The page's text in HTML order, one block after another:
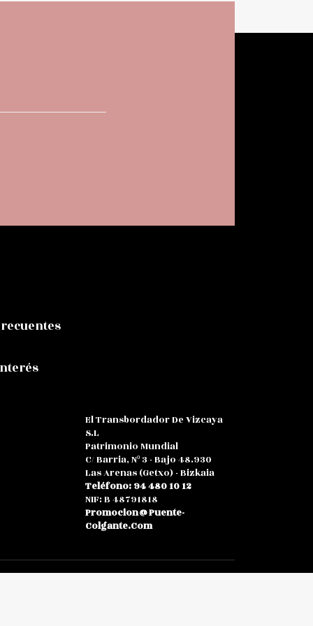
El Transbordador De Vizcaya
S.L
Patrimonio Mundial
C/ Barria, Nº 3 - Bajo 48.930
Las Arenas (Getxo) - Bizkaia
Teléfono: 94 480 10 12
NIF: B 48791818
Promocion@puente-
Colgante.com